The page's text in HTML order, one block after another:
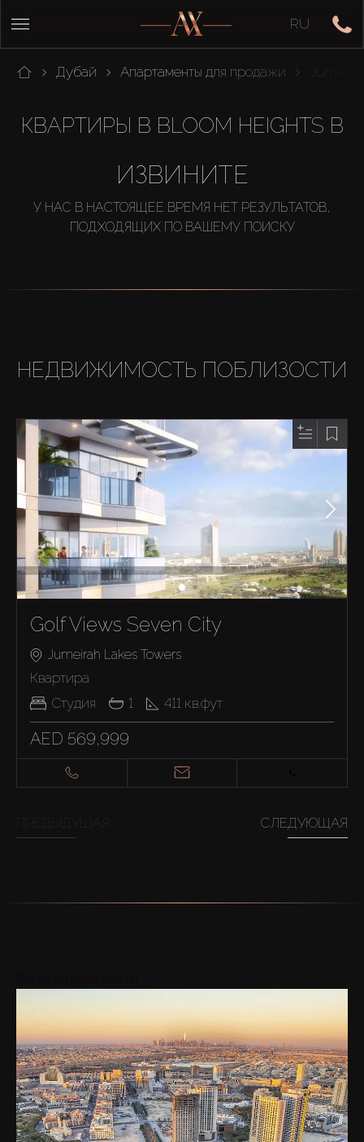
RU
Дубай Апартаменты для продажи
КВАРТИРЫ В BLOOM HEIGHTS B
ИЗВИНИТЕ
У НАС В НАСТОЯЩЕЕ ВРЕМЯ НЕТ РЕЗУЛЬТАТОВ,
ПОДХОДЯЩИХ ПО ВАШЕМУ ПОИСКУ
НЕДВИЖИМОСТЬ ПОБЛИЗОСТИ
Golf Views Seven City
Jumeirah Lakes Towers
Квартира
Студия
1 411 кв.фут
AED 569,999
СЛЕДУЮЩАЯ